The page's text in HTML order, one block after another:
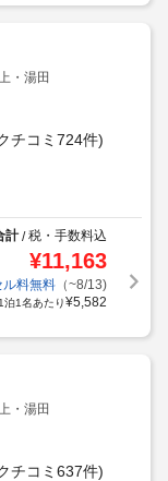
・湯田
チコミ724件)
計/税・手数料込
¥11,163
ル料無料（~8/13)
1泊1名あたり¥5,582
・湯田
チコミ637件)